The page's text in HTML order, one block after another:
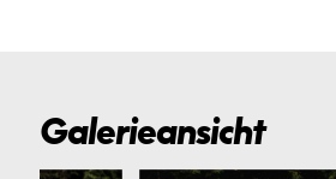
Galerieansicht